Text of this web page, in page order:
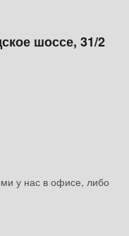
шоссе, 31/2
у нас в офисе, либо